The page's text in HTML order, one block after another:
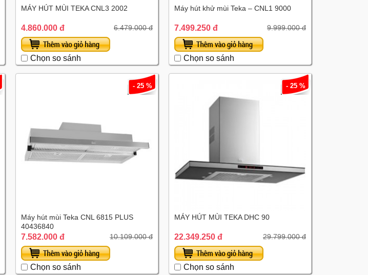
MÁY HÚT MÙI TEKA CNL3 2002
4.860.000 đ 6.479.000 đ
Chọn so sánh
Máy hút khử mùi Teka – CNL1 9000
7.499.250 đ 9.999.000 đ
Chọn so sánh
- 25 %
Máy hút mùi Teka CNL 6815 PLUS
40436840
7.582.000 đ 10.109.000 đ
Chọn so sánh
- 25 %
MÁY HÚT MÙI TEKA DHC 90
22.349.250 đ 29.799.000 đ
Chọn so sánh